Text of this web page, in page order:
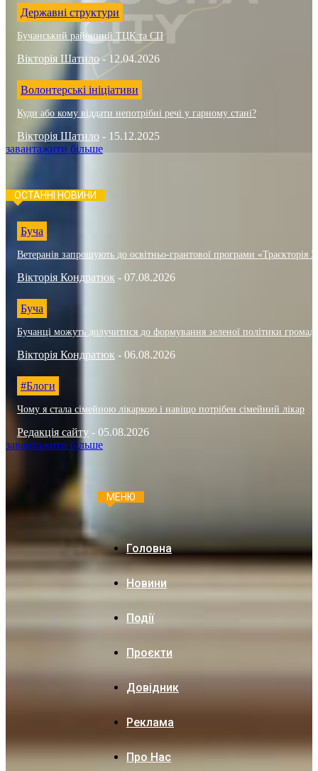
Державні структури
Бучанський районний ТЦК та СП
Вікторія Шатило - 12.04.2026
Волонтерські ініціативи
Куди або кому віддати непотрібні речі у гарному стані?
Вікторія Шатило - 15.12.2025
завантажити більше
ОСТАННІ НОВИНИ
Буча
Ветеранів запрошують до освітньо-грантової програми «Траєкторія
Вікторія Кондратюк - 07.08.2026
Буча
Бучанці можуть долучитися до формування зеленої політики
Вікторія Кондратюк - 06.08.2026
#Блоги
Чому я стала сімейною лікаркою і навіщо потрібен сімейний лікар
Редакція сайту - 05.08.2026
завантажити більше
МЕНЮ
Головна
Новини
Події
Проєкти
Довідник
Реклама
Про Нас